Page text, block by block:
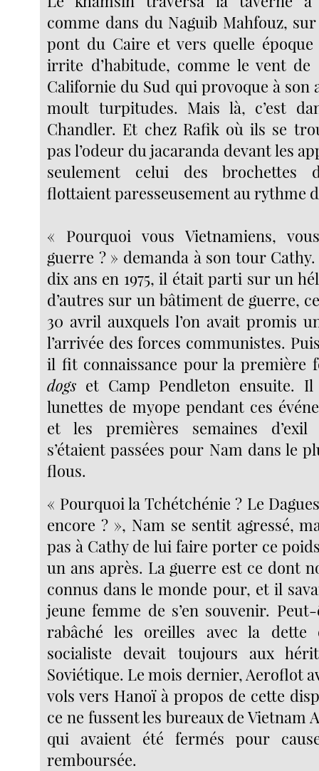
comme dans du Naguib Mahfouz,
pont du Caire et vers quelle époque
irrite d’habitude, comme le vent de
Californie du Sud qui provoque à son
moult turpitudes. Mais là, c’est
Chandler. Et chez Rafik où ils se
pas l’odeur du jacaranda devant les
seulement celui des brochettes
flottaient paresseusement au rythme
« Pourquoi vous Vietnamiens,
guerre ? » demanda à son tour Cathy.
dix ans en 1975, il était parti sur un
d’autres sur un bâtiment de guerre,
30 avril auxquels l’on avait promis
l’arrivée des forces communistes.
il fit connaissance pour la première
dogs et Camp Pendleton ensuite.
lunettes de myope pendant ces
et les premières semaines d’exil
s’étaient passées pour Nam dans le
flous.
« Pourquoi la Tchétchénie ? Le
encore ? », Nam se sentit agressé,
pas à Cathy de lui faire porter ce
un ans après. La guerre est ce dont
connus dans le monde pour, et il
jeune femme de s’en souvenir.
rabâché les oreilles avec la dette
socialiste devait toujours aux
Soviétique. Le mois dernier, Aeroflot
vols vers Hanoï à propos de cette
ce ne fussent les bureaux de Vietnam
qui avaient été fermés pour
remboursée.